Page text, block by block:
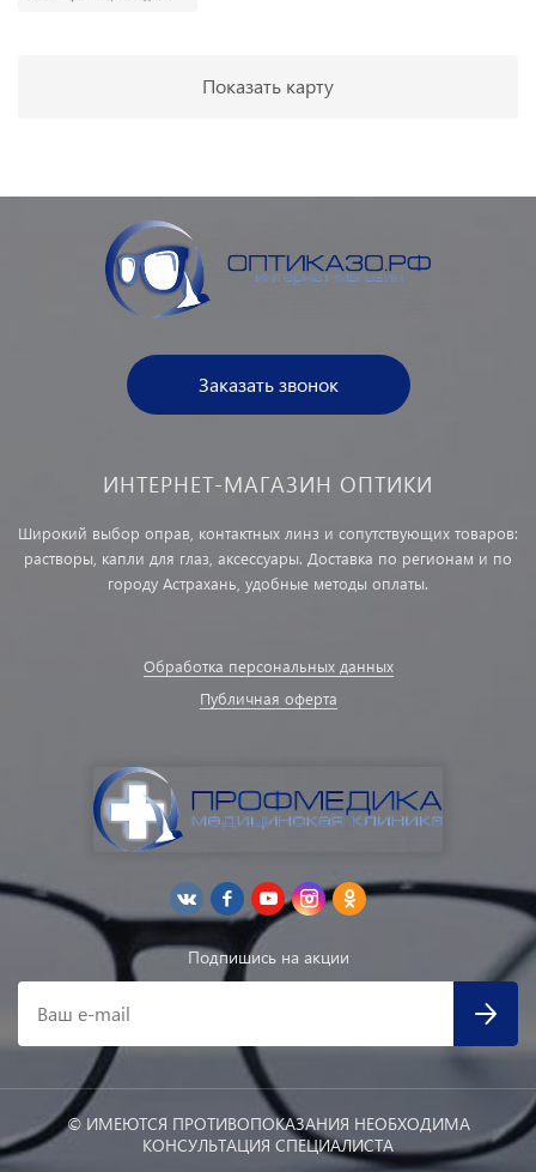
Показать карту
Заказать звонок
ИНТЕРНЕТ-МАГАЗИН ОПТИКИ
Широкий выбор оправ, контактных линз и сопутствующих товаров:
растворы, капли для глаз, аксессуары. Доставка по регионам и по
городу Астрахань, удобные методы оплаты.
Обработка персональных данных
Публичная оферта
Подпишись на акции
Ваш e-mail
© ИМЕЮТСЯ ПРОТИВОПОКАЗАНИЯ НЕОБХОДИМА
КОНСУЛЬТАЦИЯ СПЕЦИАЛИСТА